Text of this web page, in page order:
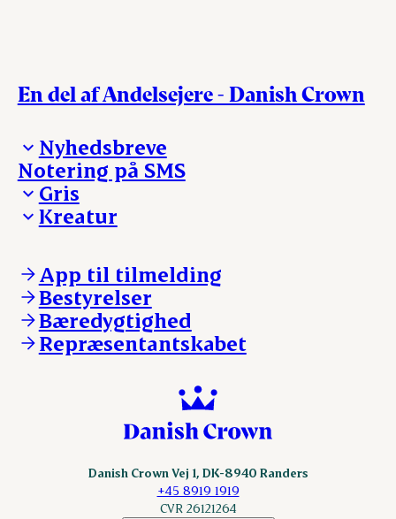
En del af Andelsejere - Danish Crown
Nyhedsbreve
Madinspiration - nyhedsbrev
Notering på SMS
Gris
Ejerinformation
Nyheder
Login
Kreatur
Kontakt os
Notering
Nyheder
Login
App til tilmelding
Bestyrelser
Bæredygtighed
Repræsentantskabet
Danish Crown Vej 1, DK-8940 Randers
+45 8919 1919
CVR 26121264